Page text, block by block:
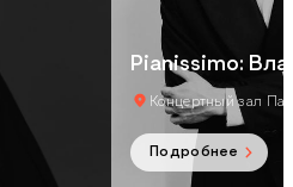
Pianissimo:
Концертный зал
Подробнее